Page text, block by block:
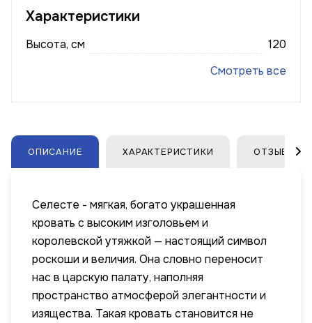
Характеристики
Высота, см
120
Смотреть все
ОПИСАНИЕ ХАРАКТЕРИСТИКИ ОТЗЫВЫ
Селесте - мягкая, богато украшенная
кровать с высоким изголовьем и
королевской утяжкой — настоящий символ
роскоши и величия. Она словно переносит
нас в царскую палату, наполняя
пространство атмосферой элегантности и
изящества. Такая кровать становится не